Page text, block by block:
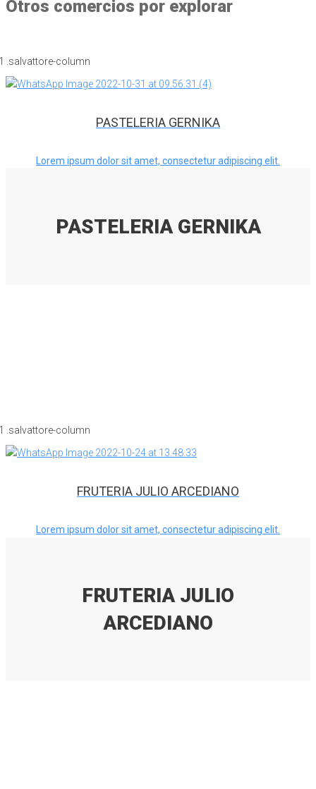
Otros comercios por explorar
PASTELERIA GERNIKA
Lorem ipsum dolor sit amet, consectetur adipiscing elit.
PASTELERIA GERNIKA
FRUTERIA JULIO ARCEDIANO
Lorem ipsum dolor sit amet, consectetur adipiscing elit.
FRUTERIA JULIO
ARCEDIANO